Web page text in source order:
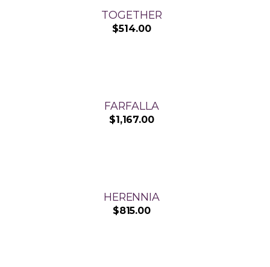
TOGETHER
$514.00
FARFALLA
$1,167.00
HERENNIA
$815.00